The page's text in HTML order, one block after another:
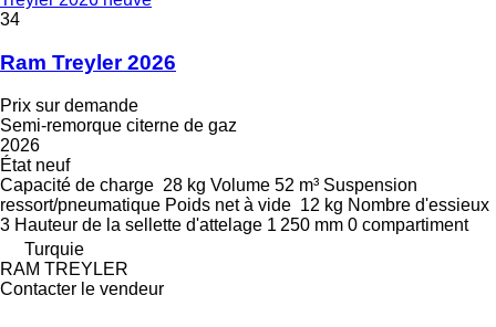
34
Ram Treyler 2026
Prix sur demande
Semi-remorque citerne de gaz
2026
Étatneuf
Capacité de charge 28 kg Volume 52 m³ Suspension
ressort/pneumatique Poids net à vide 12 kg Nombre d'essieux
3 Hauteur de la sellette d'attelage 1 250 mm 0 compartiment
Turquie
RAM TREYLER
Contacter le vendeur